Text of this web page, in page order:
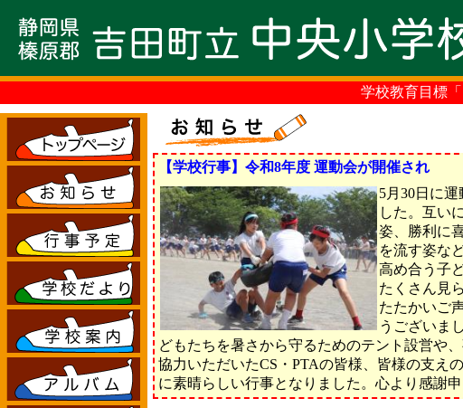
学校教育目標「ま
【学校行事】令和8年度 運動会が開催され
5月30日に運
した。互い
姿、勝利に
を流す姿な
高め合う子
たくさん見
たたかいご
うございま
どもたちを暑さから守るためのテント設営や
協力いただいたCS・PTAの皆様、皆様の支え
に素晴らしい行事となりました。心より感謝申